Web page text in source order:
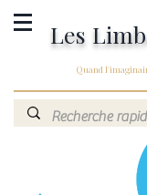
Les
Quand